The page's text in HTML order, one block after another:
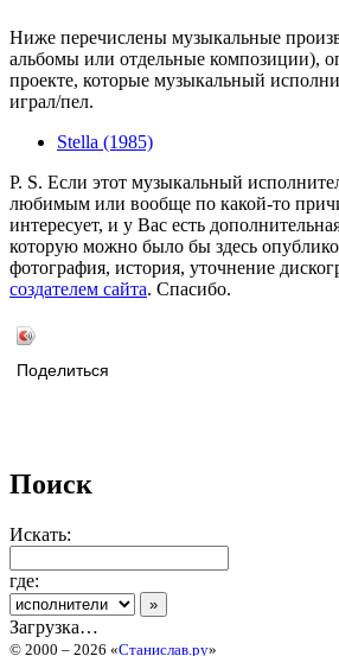
Ниже перечислены музыкальные
альбомы или отдельные композиции),
проекте, которые музыкальный
играл/пел.
Stella (1985)
P. S. Если этот музыкальный
любимым или вообще по какой-то
интересует, и у Вас есть
которую можно было бы здесь
фотография, история, уточнение
создателем сайта. Спасибо.
Поделиться
Поиск
Искать:
где:
Загрузка…
© 2000 – 2026 «Станислав.ру»